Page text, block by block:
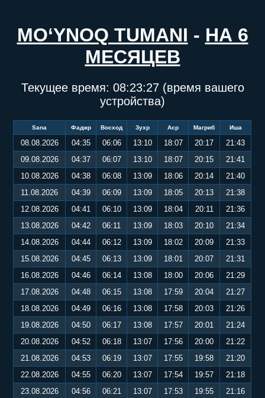
MO‘YNOQ TUMANI - НА 6
МЕСЯЦЕВ
Текущее время: 08:23:27(время вашего
устройства)
Sana Фаджр Восход Зухр Аср Магриб Иша
08.08.2026 04:35 06:06 13:10 18:07 20:17
21:43
09.08.2026
04:37 06:07 13:10 18:07 20:15
21:41
10.08.2026
04:38 06:08 13:09 18:06 20:14
21:40
11.08.2026
04:39 06:09 13:09 18:05 20:13
21:38
12.08.2026
04:41 06:10 13:09 18:04 20:11
21:36
13.08.2026
04:42 06:11 13:09 18:03 20:10
21:34
14.08.2026
04:44 06:12 13:09 18:02 20:09
21:33
15.08.2026
04:45 06:13 13:09 18:01 20:07
21:31
16.08.2026
04:46 06:14 13:08 18:00 20:06
21:29
17.08.2026
04:48 06:15 13:08 17:59 20:04
21:27
18.08.2026
04:49 06:16 13:08 17:58 20:03
21:26
19.08.2026
04:50 06:17 13:08 17:57 20:01
21:24
20.08.2026
04:52 06:18 13:07 17:56 20:00
21:22
21.08.2026
04:53 06:19 13:07 17:55 19:58
21:20
22.08.2026
04:55 06:20 13:07 17:54 19:57
21:18
23.08.2026
04:56 06:21 13:07 17:53 19:55
21:16